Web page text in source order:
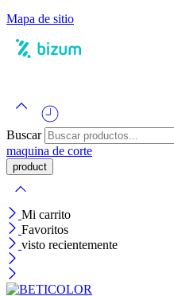
Mapa de sitio
Buscar
maquina de corte
Mi carrito
Favoritos
visto recientemente